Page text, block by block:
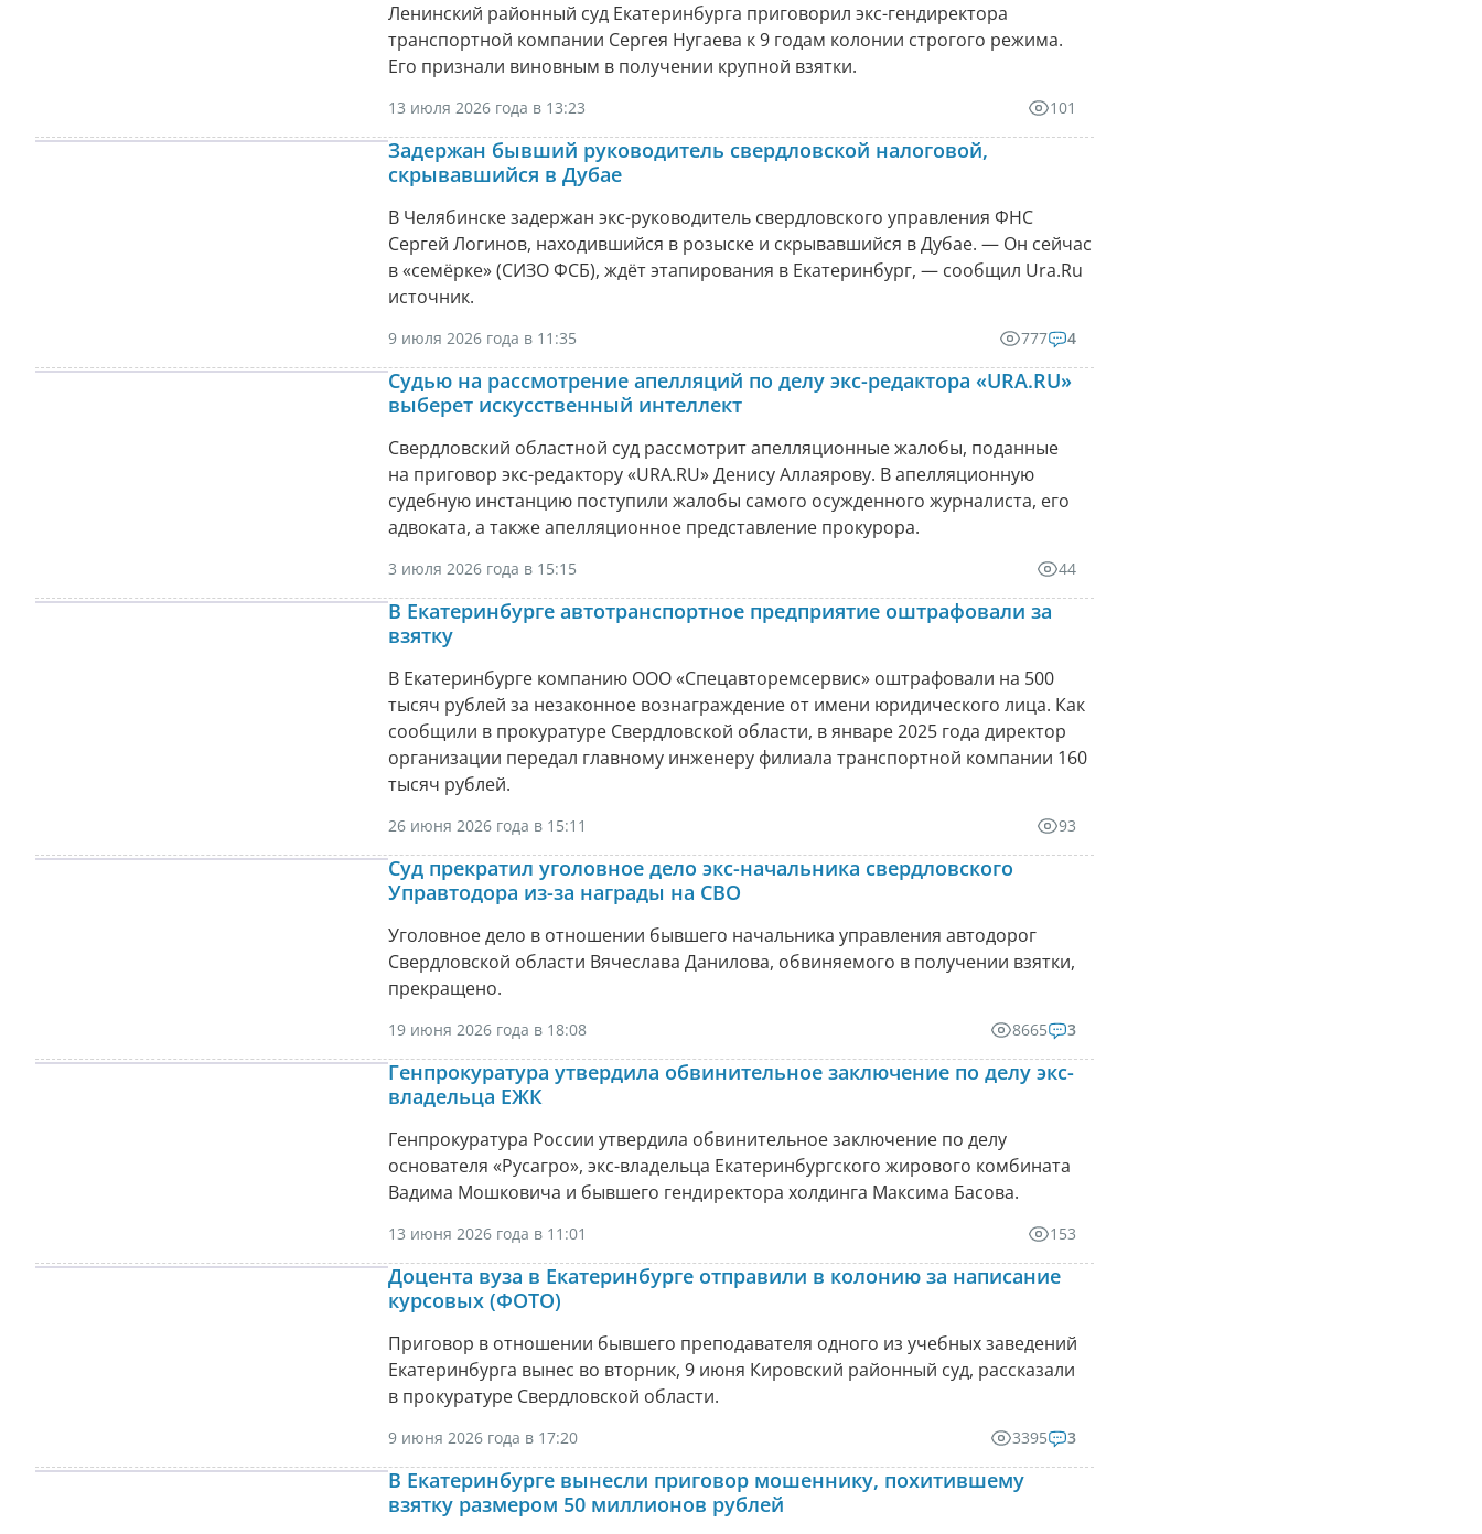
Ленинский районный суд Екатеринбурга приговорил экс-гендиректора
транспортной компании Сергея Нугаева к 9 годам колонии строгого режима.
Его признали виновным в получении крупной взятки.
13 июля 2026 года в 13:23 101
Задержан бывший руководитель свердловской налоговой,
скрывавшийся в Дубае
В Челябинске задержан экс-руководитель свердловского управления ФНС
Сергей Логинов, находившийся в розыске и скрывавшийся в Дубае. — Он сейчас
в «семёрке» (СИЗО ФСБ), ждёт этапирования в Екатеринбург, — сообщил Ura.Ru
источник.
9 июля 2026 года в 11:35 777 4
Судью на рассмотрение апелляций по делу экс-редактора «URA.RU»
выберет искусственный интеллект
Свердловский областной суд рассмотрит апелляционные жалобы, поданные
на приговор экс-редактору «URA.RU» Денису Аллаярову. В апелляционную
судебную инстанцию поступили жалобы самого осужденного журналиста, его
адвоката, а также апелляционное представление прокурора.
3 июля 2026 года в 15:15 44
В Екатеринбурге автотранспортное предприятие оштрафовали за
взятку
В Екатеринбурге компанию ООО «Спецавторемсервис» оштрафовали на 500
тысяч рублей за незаконное вознаграждение от имени юридического лица. Как
сообщили в прокуратуре Свердловской области, в январе 2025 года директор
организации передал главному инженеру филиала транспортной компании 160
тысяч рублей.
26 июня 2026 года в 15:11 93
Суд прекратил уголовное дело экс-начальника свердловского
Управтодора из-за награды на СВО
Уголовное дело в отношении бывшего начальника управления автодорог
Свердловской области Вячеслава Данилова, обвиняемого в получении взятки,
прекращено.
19 июня 2026 года в 18:08 8665 3
Генпрокуратура утвердила обвинительное заключение по делу экс-
владельца ЕЖК
Генпрокуратура России утвердила обвинительное заключение по делу
основателя «Русагро», экс-владельца Екатеринбургского жирового комбината
Вадима Мошковича и бывшего гендиректора холдинга Максима Басова.
13 июня 2026 года в 11:01 153
Доцента вуза в Екатеринбурге отправили в колонию за написание
курсовых (ФОТО)
Приговор в отношении бывшего преподавателя одного из учебных заведений
Екатеринбурга вынес во вторник, 9 июня Кировский районный суд, рассказали
в прокуратуре Свердловской области.
9 июня 2026 года в 17:20 3395 3
В Екатеринбурге вынесли приговор мошеннику, похитившему
взятку размером 50 миллионов рублей